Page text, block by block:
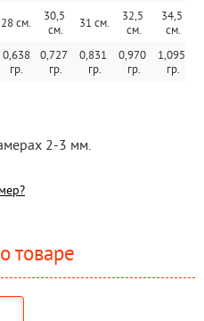
28 cм.
30,5
см.
31 см.
32,5
см.
34,5
см.
0,638
гр.
0,727
гр.
0,831
гр.
0,970
гр.
1,095
гр.
2-3 мм.
товаре